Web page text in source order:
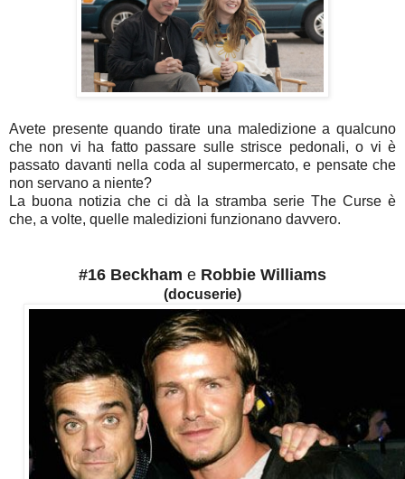
Avete presente quando tirate una maledizione a qualcuno
che non vi ha fatto passare sulle strisce pedonali, o vi è
passato davanti nella coda al supermercato, e pensate che
non servano a niente?
La buona notizia che ci dà la stramba serie The Curse è
che, a volte, quelle maledizioni funzionano davvero.
#16 Beckham e Robbie Williams
(docuserie)